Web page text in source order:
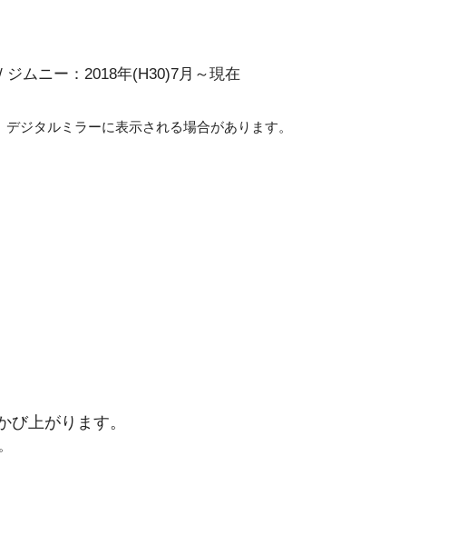
ムニー：2018年(H30)7月～現在
ジタルミラーに表示される場合があります。
上がります。